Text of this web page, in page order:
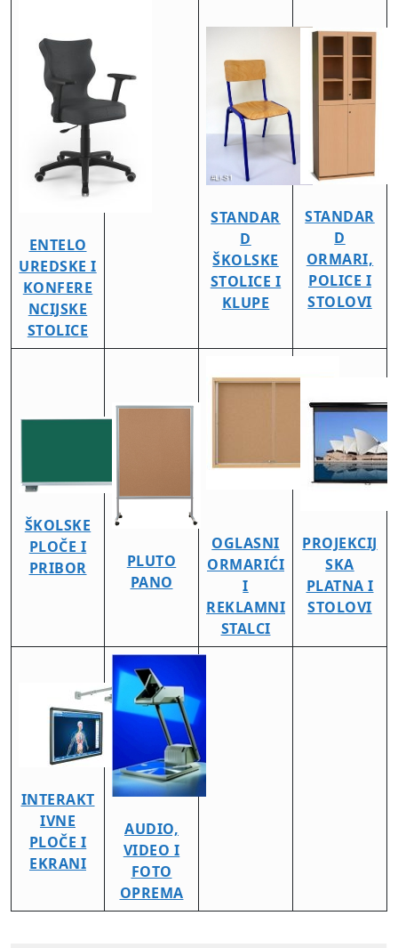
ENTELO
UREDSKE I
KONFERE
NCIJSKE
STOLICE
STANDAR
D
ŠKOLSKE
STOLICE I
KLUPE
STANDAR
D
ORMARI,
POLICE I
STOLOVI
ŠKOLSKE
PLOČE I
PRIBOR
PLUTO
PANO
OGLASNI
ORMARIĆI
I
REKLAMNI
STALCI
PROJEKCIJ
SKA
PLATNA I
STOLOVI
INTERAKT
IVNE
PLOČE I
EKRANI
AUDIO,
VIDEO I
FOTO
OPREMA